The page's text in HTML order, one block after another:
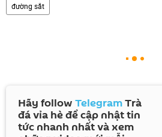
đường sắt
Hãy follow TelegramTrà
đá vỉa hè để cập nhật tin
tức nhanh nhất và xem